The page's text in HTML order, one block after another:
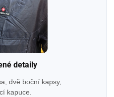
detaily
dvě boční kapsy,
kapuce.